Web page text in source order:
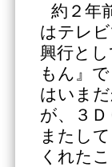
約２年
はテレ
興行と
もん』
はいま
が、３
またし
くれた